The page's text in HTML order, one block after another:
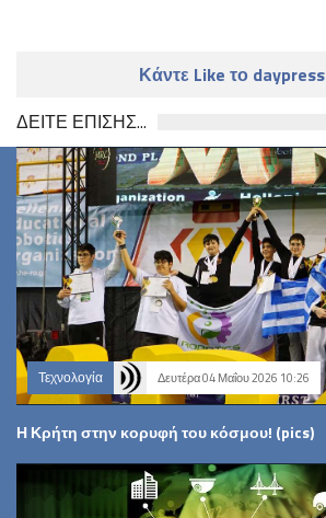
Κάντε Like το
ΔΕΙΤΕ ΕΠΙΣΗΣ...
Τεχνολογία Δευτέρα 04 Μαΐου 2026 10:26
Η Κρήτη στην κορυφή του κόσμου! (pics)